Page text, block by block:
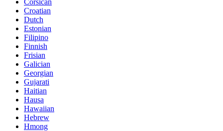
Croatian
Dutch
Estonian
Filipino
Finnish
Frisian
Galician
Georgian
Gujarati
Haitian
Hausa
Hawaiian
Hebrew
Hmong